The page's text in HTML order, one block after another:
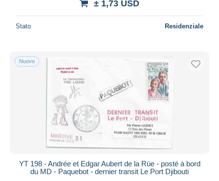
± 1,73 USD
Stato Residenziale
Nuovo
YT 198 - Andrée et Edgar Aubert de la Rüe - posté à bord
du MD - Paquebot - dernier transit Le Port Djibouti